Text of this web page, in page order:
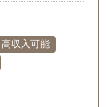
高収入可能